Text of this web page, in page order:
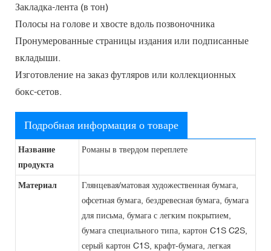
Закладка-лента (в тон)
Полосы на голове и хвосте вдоль позвоночника
Пронумерованные страницы издания или подписанные
вкладыши.
Изготовление на заказ футляров или коллекционных
бокс-сетов.
Подробная информация о товаре
Название
продукта
Романы в твердом переплете
Материал
Глянцевая/матовая художественная бумага,
офсетная бумага, бездревесная бумага, бумага
для письма, бумага с легким покрытием,
бумага специального типа, картон C1S C2S,
серый картон C1S, крафт-бумага, легкая